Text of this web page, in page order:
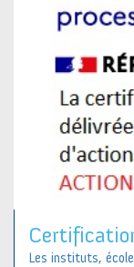
Les instituts,